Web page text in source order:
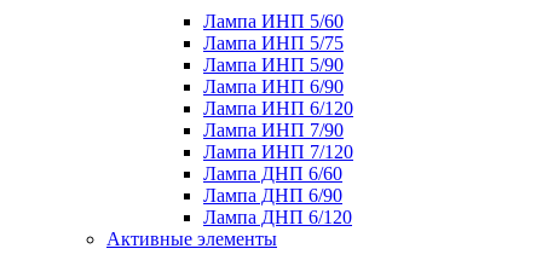
Лампа ИНП 5/60
Лампа ИНП 5/75
Лампа ИНП 5/90
Лампа ИНП 6/90
Лампа ИНП 6/120
Лампа ИНП 7/90
Лампа ИНП 7/120
Лампа ДНП 6/60
Лампа ДНП 6/90
Лампа ДНП 6/120
Активные элементы